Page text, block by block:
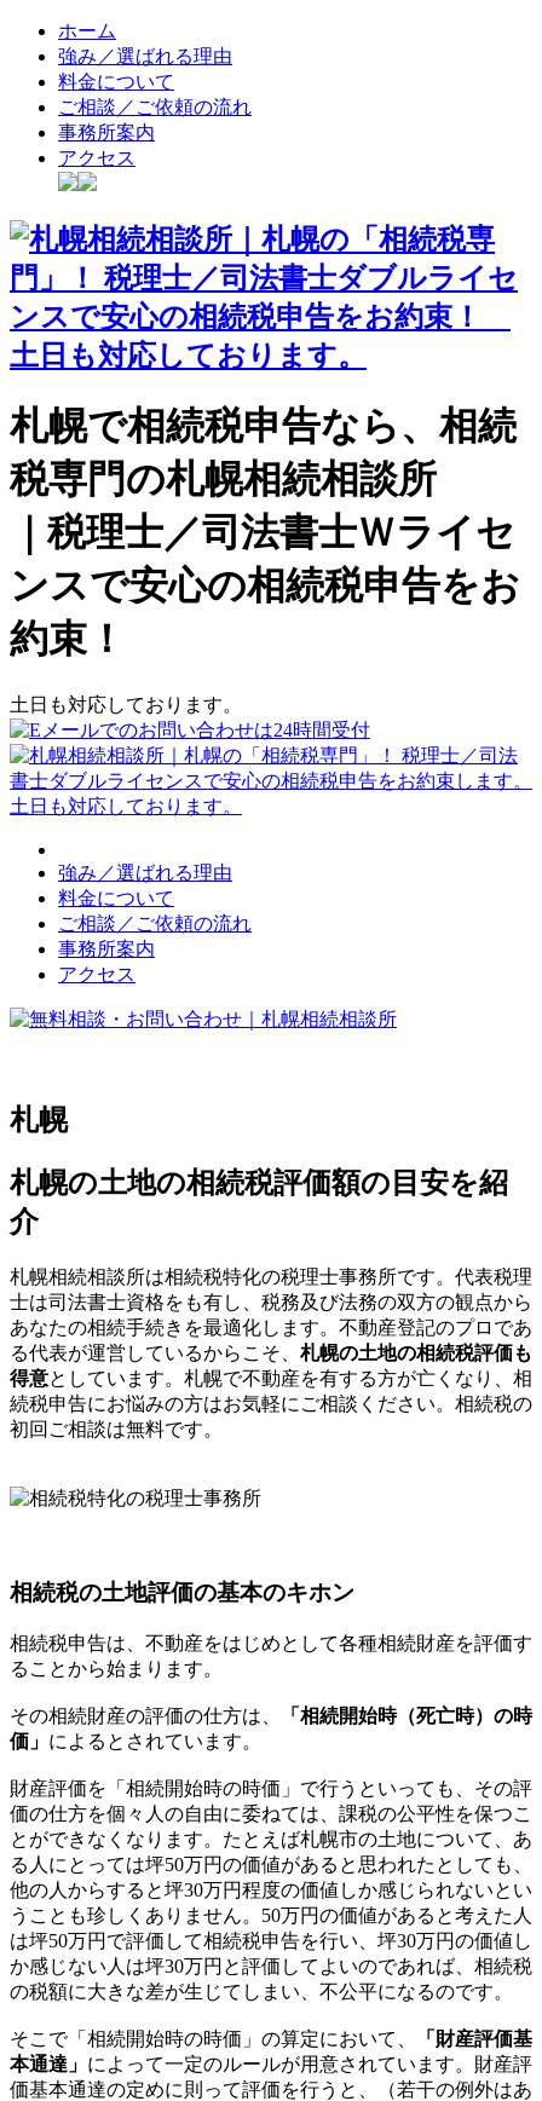
ホーム
強み／選ばれる理由
料金について
ご相談／ご依頼の流れ
事務所案内
アクセス
札幌で相続税申告なら、相続
税専門の札幌相続相談所
｜税理士／司法書士Ｗライセ
ンスで安心の相続税申告をお
約束！
土日も対応しております。
強み／選ばれる理由
料金について
ご相談／ご依頼の流れ
事務所案内
アクセス
札幌
札幌の土地の相続税評価額の目安を紹
介
札幌相続相談所は相続税特化の税理士事務所です。代表税理
士は司法書士資格をも有し、税務及び法務の双方の観点から
あなたの相続手続きを最適化します。不動産登記のプロであ
る代表が運営しているからこそ、 札幌の土地の相続税評価も
得意としています。札幌で不動産を有する方が亡くなり、相
続税申告にお悩みの方はお気軽にご相談ください。相続税の
初回ご相談は無料です。
相続税の土地評価の基本のキホン
相続税申告は、不動産をはじめとして各種相続財産を評価す
ることから始まります。
その相続財産の評価の仕方は、
「相続開始時（死亡時）の時
価」 によるとされています。
財産評価を「相続開始時の時価」で行うといっても、その評
価の仕方を個々人の自由に委ねては、課税の公平性を保つこ
とができなくなります。たとえば札幌市の土地について、あ
る人にとっては坪50万円の価値があると思われたとしても、
他の人からすると坪30万円程度の価値しか感じられないとい
うことも珍しくありません。50万円の価値があると考えた人
は坪50万円で評価して相続税申告を行い、坪30万円の価値し
か感じない人は坪30万円と評価してよいのであれば、相続税
の税額に大きな差が生じてしまい、不公平になるのです。
そこで「相続開始時の時価」の算定において、
「財産評価基
本通達」 によって一定のルールが用意されています。財産評
価基本通達の定めに則って評価を行うと、（若干の例外はあ